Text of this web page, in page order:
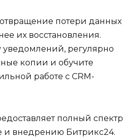
потери данных
их восстановления.
уведомлений, регулярно
копии и обучите
работе с CRM-
полный спектр
и внедрению Битрикс24.